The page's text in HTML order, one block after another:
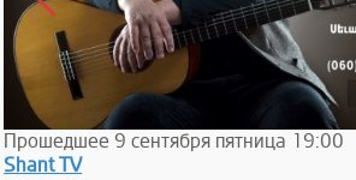
Прошедшее 9 сентября пятница 19:00
Shant TV